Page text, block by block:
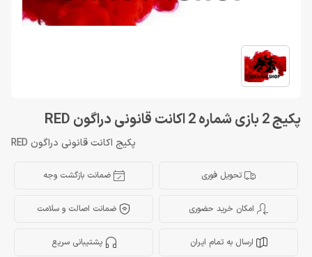
پکیج 2 بازی شماره 2 اکانت قانونی دراگون RED
پکیج اکانت قانونی دراگون RED
تحویل فوری ضمانت بازگشت وجه
امکان خرید حضوری ضمانت اصالت و سلامت
ارسال به تمام ایران پشتیبانی سریع